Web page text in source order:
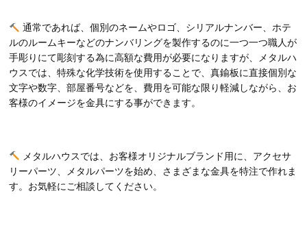
通常であれば、個別のネームやロゴ、シリアルナンバー、ホテ
ルのルームキーなどのナンバリングを製作するのに一つ一つ職人が
手彫りにて彫刻する為に高額な費用が必要になりますが、メタルハ
ウスでは、特殊な化学技術を使用することで、真鍮板に直接個別な
文字や数字、部屋番号などを、費用を可能な限り軽減しながら、お
客様のイメージを金具にする事ができます。
メタルハウスでは、お客様オリジナルブランド用に、アクセサ
リーパーツ、メタルパーツを始め、さまざまな金具を特注で作れま
す。お気軽にご相談してください。